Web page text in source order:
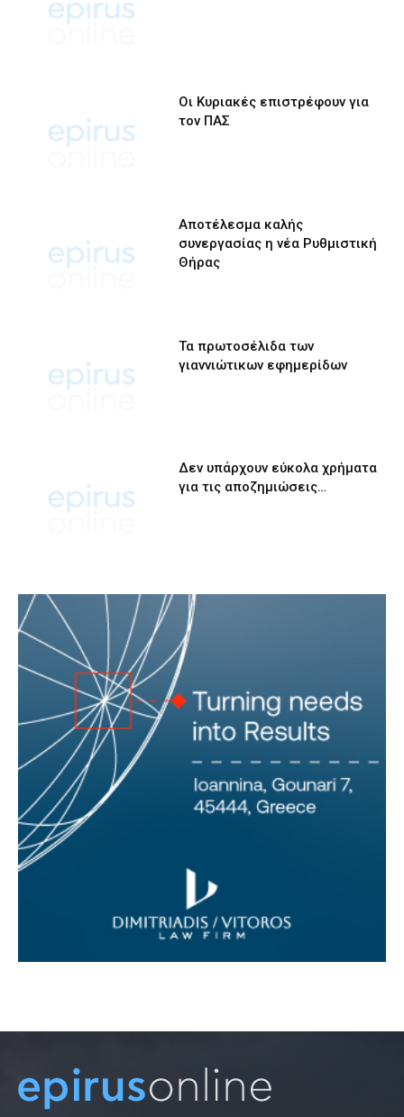
Οι Κυριακές επιστρέφουν για
τον ΠΑΣ
Αποτέλεσμα καλής
συνεργασίας η νέα Ρυθμιστική
Θήρας
Τα πρωτοσέλιδα των
γιαννιώτικων εφημερίδων
Δεν υπάρχουν εύκολα χρήματα
για τις αποζημιώσεις…